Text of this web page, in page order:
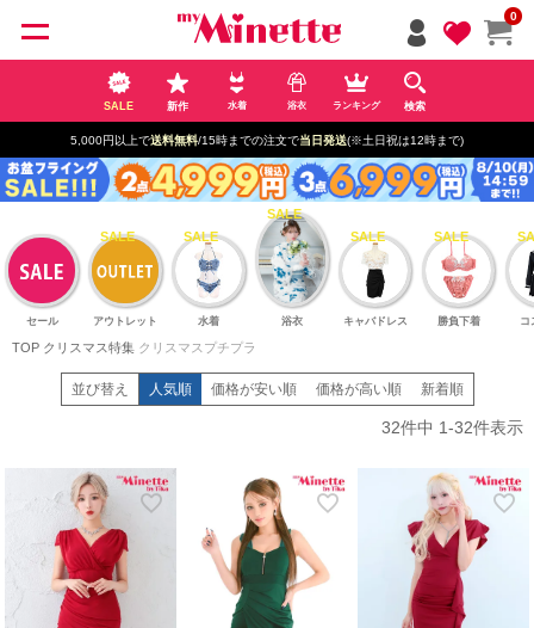
0
SALE 新作 水着 浴衣 ランキング 検索
5,000円以上で送料無料/15時までの注文で当日発送(※土日祝は12時まで)
セール アウトレット 水着 浴衣 キャバドレス 勝負下着 コ
TOP クリスマス特集 クリスマスプチプラ
並び替え 人気順 価格が安い順 価格が高い順 新着順
32件中 1-32件表示
ペー
ジト
ップ